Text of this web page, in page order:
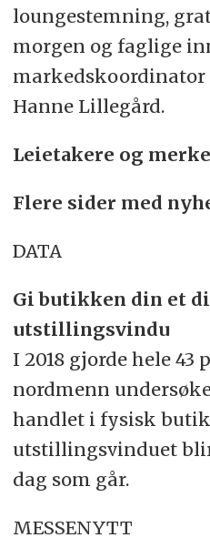
loungestemning,
morgen og faglige
Hanne Lillegård.
Leietakere og
Flere sider med
DATA
Gi butikken din et
utstillingsvindu
I 2018 gjorde hele 43
nordmenn
handlet i fysisk
utstillingsvinduet
dag som går.
MESSENYTT